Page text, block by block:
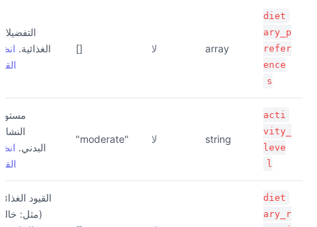
diet
ary_p
refer
ence
s
array لا []
الغذائية.
acti
vity_
leve
l
string لا "moderate"
البدني.
diet
ary_r
القيود
(مثل: